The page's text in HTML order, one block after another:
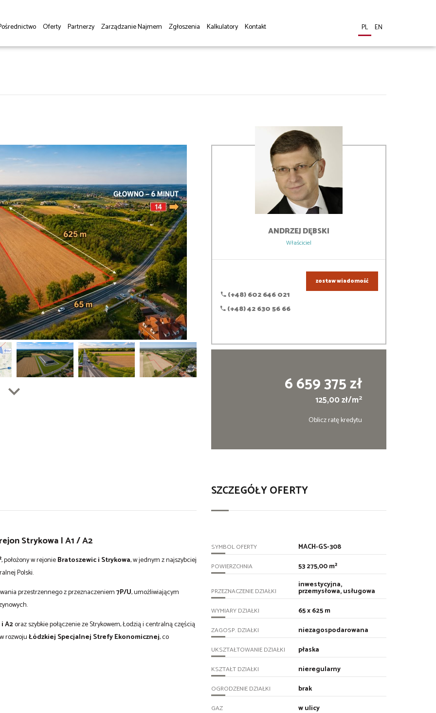
Oferty Partnerzy Zarządzanie Najmem Zgłoszenia Kalkulatory Kontakt PL EN
ANDRZEJ DĘBSKI
Właściciel
(+48) 602 646 021
(+48) 42 630 56 66
zostaw wiadomość
6 659 375 zł
125,00 zł/m2
Oblicz ratę kredytu
Strykowa | A1 / A2
, położony w rejonieBratoszewic i Strykowa, w jednym z najszybciej
Polski.
przestrzennego z przeznaczeniem7P/U, umożliwiającym
A2oraz szybkie połączenie ze Strykowem, Łodzią i centralną częścią
rozwojuŁódzkiej Specjalnej Strefy Ekonomicznej, co
SZCZEGÓŁY OFERTY
SYMBOL OFERTY MACH-GS-308
POWIERZCHNIA 53 275,00 m²
PRZEZNACZENIE DZIAŁKI
inwestycyjna,
przemysłowa, usługowa
WYMIARY DZIAŁKI 65 x 625 m
ZAGOSP. DZIAŁKI niezagospodarowana
UKSZTAŁTOWANIE DZIAŁKI płaska
KSZTAŁT DZIAŁKI nieregularny
OGRODZENIE DZIAŁKI brak
GAZ w ulicy